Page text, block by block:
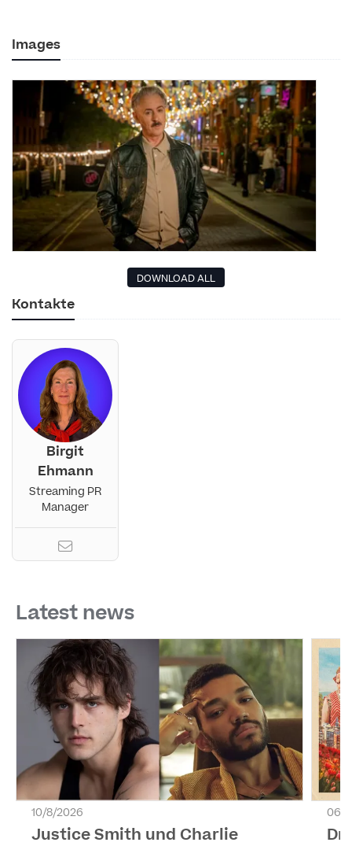
Images
DOWNLOAD ALL
Kontakte
Birgit
Ehmann
Streaming PR
Manager
Latest news
10/8/2026
Justice Smith und Charlie
06/